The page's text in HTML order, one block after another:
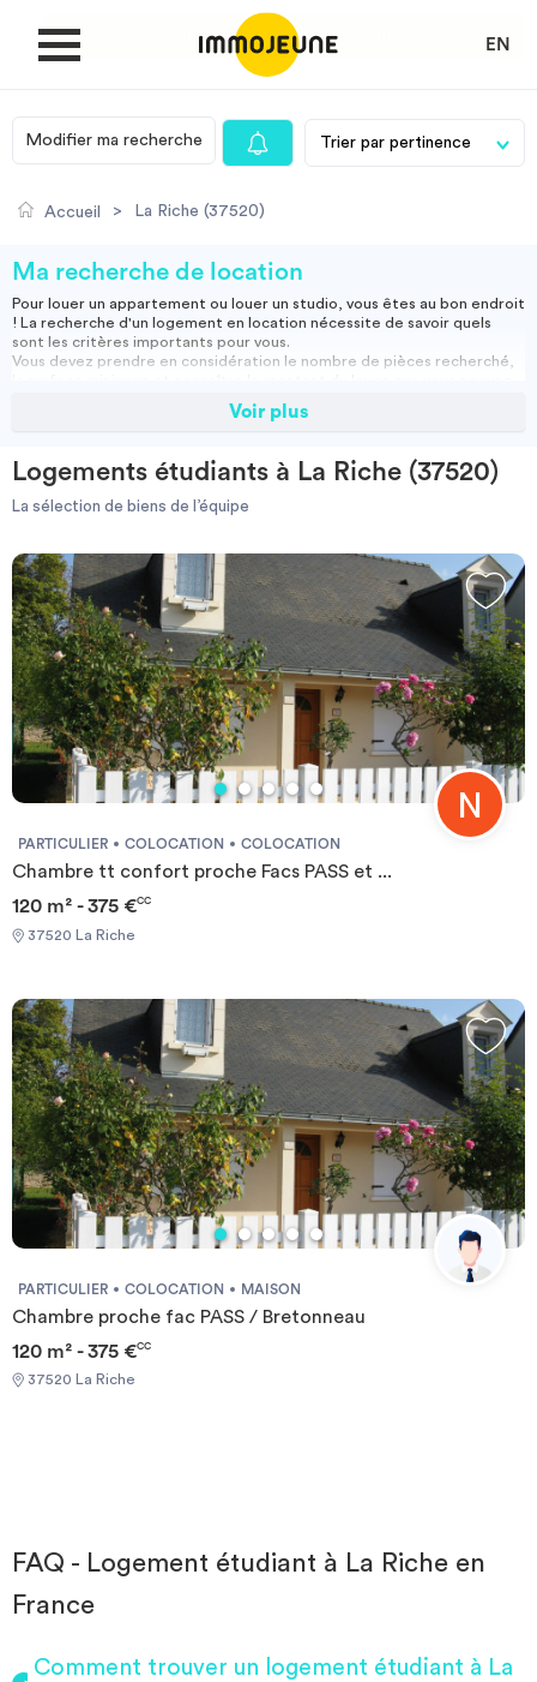
EN
MON COMPTE
Je cherche un logement
Villes
Investir
Blog
Modifier ma recherche
Accueil > La Riche (37520)
Ma recherche de location
Pour louer un appartement ou louer un studio, vous êtes au bon endroit
! La recherche d'un logement en location nécessite de savoir quels
sont les critères importants pour vous.
Vous devez prendre en considération le nombre de pièces recherché,
Vous pouvez louer un appartement meublé, ce qui vous permettra
Studio, appartement vide ou meublé, location courte durée :
pour trouver la location qui vous convient.
durée-Location studio
Voir plus
Logements étudiants à La Riche (37520)
La sélection de biens de l’équipe
PARTICULIER COLOCATION COLOCATION
Chambre tt confort proche Facs PASS et ...
120 m² - 375 €CC
37520 La Riche
PARTICULIER COLOCATION MAISON
Chambre proche fac PASS / Bretonneau
120 m² - 375 €CC
37520 La Riche
FAQ - Logement étudiant à La Riche en
France
Comment trouver un logement étudiant à La